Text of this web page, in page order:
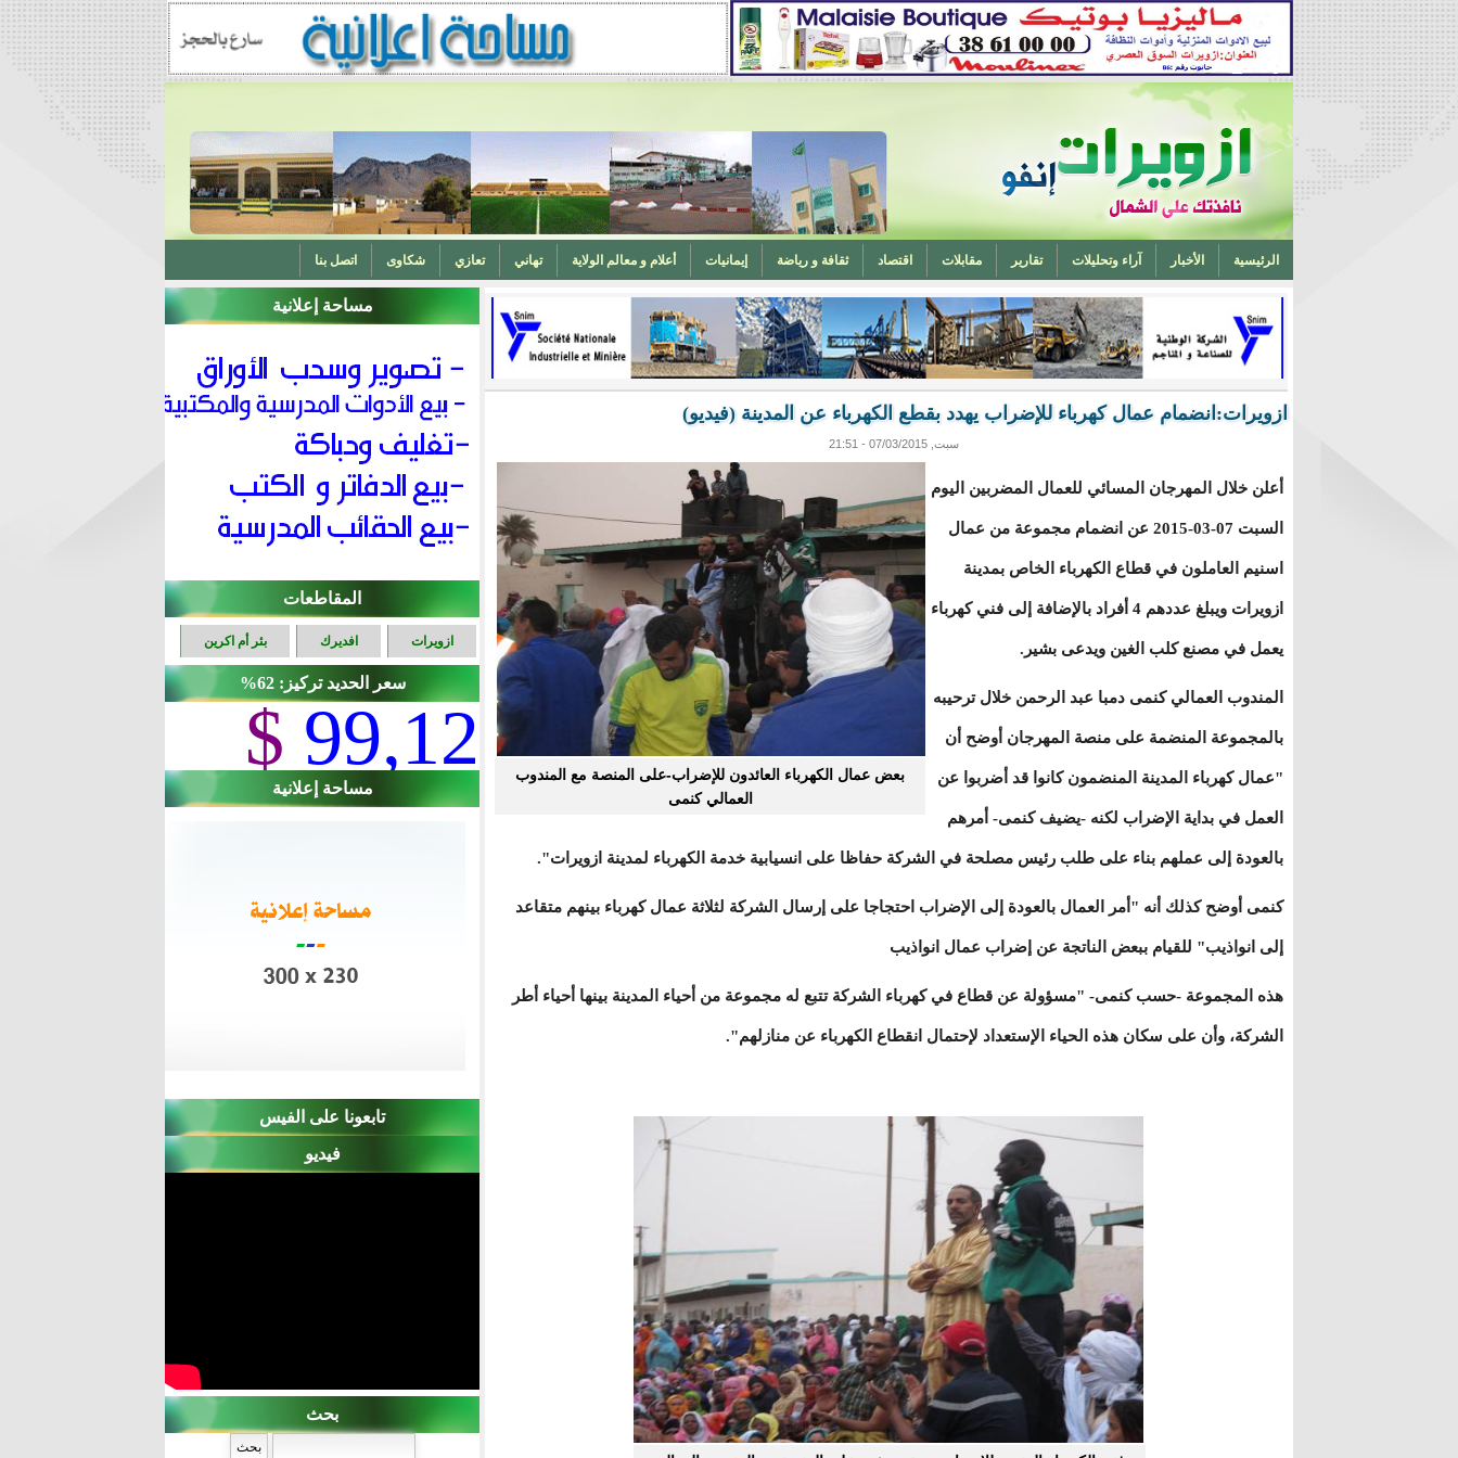
الرئيسية الأخبار آراء وتحليلات تقارير مقابلات اقتصاد ثقافة و رياضة إيمانيات أعلام و معالم الولاية تهاني تعازي شكاوى اتصل بنا
تخرج أحد ابناء ازويرات مهندسا في الهندسة الميكانيكية من المغرب (تهنئة) ه وزارة الشؤون الإسلامية تدعو لتوحيد خطبة الجمعة حول الحرابة مساحة إعلانية
المقاطعات
ازويرات افديرك بئر أم اكرين
سعر الحديد تركيز: 62%
99,12
$
مساحة إعلانية
تابعونا على الفيس
فيديو
بحث
ازويرات:انضمام عمال كهرباء للإضراب يهدد بقطع الكهرباء عن المدينة (فيديو)
سبت, 07/03/2015 - 21:51
بعض عمال الكهرباء العائدون للإضراب-على المنصة مع المندوب
العمالي كنمى
أعلن خلال المهرجان المسائي للعمال المضربين اليوم
السبت 07-03-2015 عن انضمام مجموعة من عمال
اسنيم العاملون في قطاع الكهرباء الخاص بمدينة
ازويرات ويبلغ عددهم 4 أفراد بالإضافة إلى فني كهرباء
يعمل في مصنع كلب الغين ويدعى بشير.
المندوب العمالي كنمى دمبا عبد الرحمن خلال ترحيبه
بالمجموعة المنضمة على منصة المهرجان أوضح أن
"عمال كهرباء المدينة المنضمون كانوا قد أضربوا عن
العمل في بداية الإضراب لكنه -يضيف كنمى- أمرهم
بالعودة إلى عملهم بناء على طلب رئيس مصلحة في الشركة حفاظا على انسيابية خدمة الكهرباء لمدينة ازويرات".
كنمى أوضح كذلك أنه "أمر العمال بالعودة إلى الإضراب احتجاجا على إرسال الشركة لثلاثة عمال كهرباء بينهم متقاعد
إلى انواذيب" للقيام ببعض الناتجة عن إضراب عمال انواذيب
هذه المجموعة -حسب كنمى- "مسؤولة عن قطاع في كهرباء الشركة تتبع له مجموعة من أحياء المدينة بينها أحياء أطر
الشركة، وأن على سكان هذه الحياء الإستعداد لإحتمال انقطاع الكهرباء عن منازلهم".